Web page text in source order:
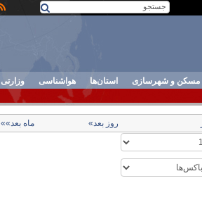
مسکن و شهرسازی استان‌ها هواشناسی وزارتی
روز بعد» ماه بعد»»